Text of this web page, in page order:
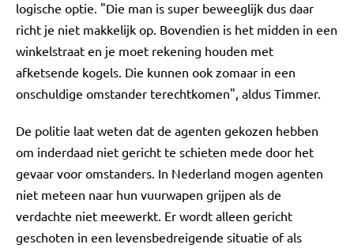
logische optie. "Die man is super beweeglijk dus daar
richt je niet makkelijk op. Bovendien is het midden in een
winkelstraat en je moet rekening houden met
afketsende kogels. Die kunnen ook zomaar in een
onschuldige omstander terechtkomen", aldus Timmer.
De politie laat weten dat de agenten gekozen hebben
om inderdaad niet gericht te schieten mede door het
gevaar voor omstanders. In Nederland mogen agenten
niet meteen naar hun vuurwapen grijpen als de
verdachte niet meewerkt. Er wordt alleen gericht
geschoten in een levensbedreigende situatie of als